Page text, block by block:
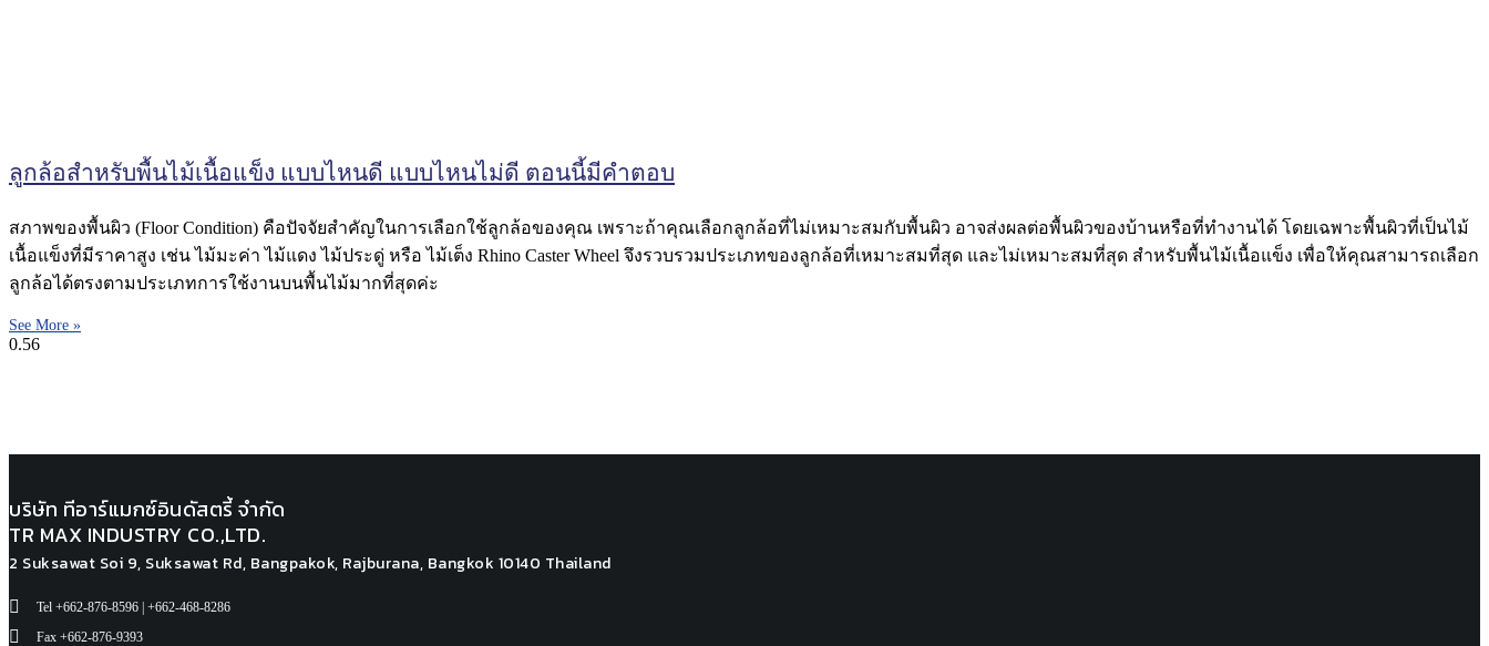
ลูกล้อสำหรับพื้นไม้เนื้อแข็ง แบบไหนดี แบบไหนไม่ดี ตอนนี้มีคำตอบ
สภาพของพื้นผิว (Floor Condition) คือปัจจัยสำคัญในการเลือกใช้ลูกล้อของคุณ เพราะถ้าคุณเลือกลูกล้อที่ไม่เหมาะสมกับพื้นผิว อาจส่งผลต่อพื้นผิวของบ้านหรือที่ทำงานได้ โดยเฉพาะพื้นผิวที่เป็นไม้
เนื้อแข็งที่มีราคาสูง เช่น ไม้มะค่า ไม้แดง ไม้ประดู่ หรือ ไม้เต็ง Rhino Caster Wheel จึงรวบรวมประเภทของลูกล้อที่เหมาะสมที่สุด และไม่เหมาะสมที่สุด สำหรับพื้นไม้เนื้อแข็ง เพื่อให้คุณสามารถเลือก
ลูกล้อได้ตรงตามประเภทการใช้งานบนพื้นไม้มากที่สุดค่ะ
See More »
บริษัท ทีอาร์แมกซ์อินดัสตรี้ จำกัด
TR MAX INDUSTRY CO.,LTD.
2 Suksawat Soi 9, Suksawat Rd, Bangpakok, Rajburana, Bangkok 10140 Thailand
Tel +662-876-8596 | +662-468-8286
Fax +662-876-9393